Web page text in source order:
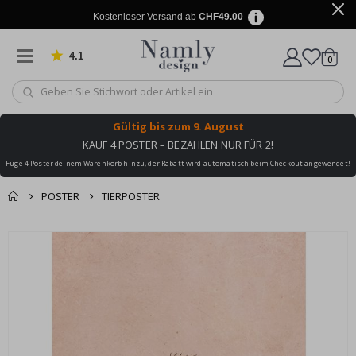
Kostenloser Versand ab CHF49.00
4.1 von 1030 Bewertungen
Wagen
0
Gültig bis zum 9. August
KAUF 4 POSTER – BEZAHLEN NUR FÜR 2!
Füge 4 Poster deinem Warenkorb hinzu, der Rabatt wird automatisch beim Checkout angewendet!
POSTER TIERPOSTER
Zusammen gekaufte